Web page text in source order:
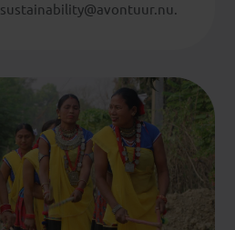
sustainability@avontuur.nu.